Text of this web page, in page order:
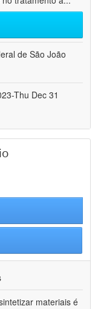
de São João
Thu Dec 31
materiais é